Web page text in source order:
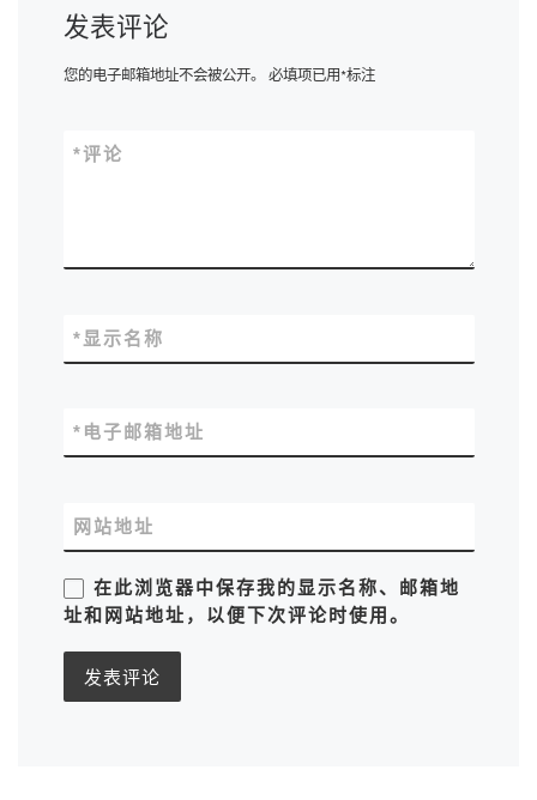
发表评论
您的电子邮箱地址不会被公开。 必填项已用*标注
评论
*
显示名称
*
电子邮箱地址
*
网站地址
在此浏览器中保存我的显示名称、邮箱地
址和网站地址，以便下次评论时使用。